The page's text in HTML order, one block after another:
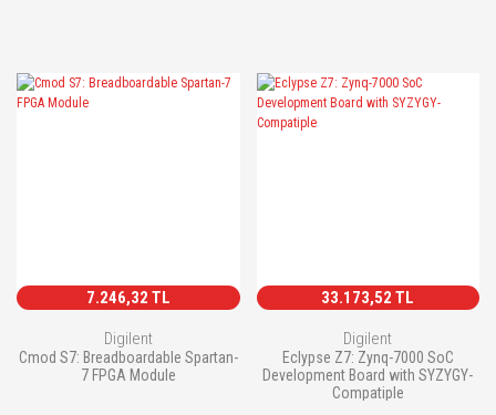
7.246,32 TL
Digilent
Cmod S7: Breadboardable Spartan-
7 FPGA Module
33.173,52 TL
Digilent
Eclypse Z7: Zynq-7000 SoC
Development Board with SYZYGY-
Compatiple